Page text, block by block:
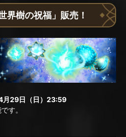
界樹の祝福」販売！
月29日（日）23:59
す。